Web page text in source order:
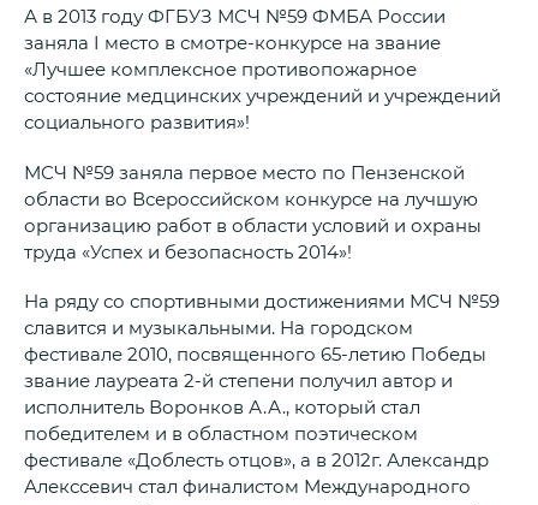
А в 2013 году ФГБУЗ МСЧ №59 ФМБА России
заняла I место в смотре-конкурсе на звание
«Лучшее комплексное противопожарное
состояние медцинских учреждений и учреждений
социального развития»!
МСЧ №59 заняла первое место по Пензенской
области во Всероссийском конкурсе на лучшую
организацию работ в области условий и охраны
труда «Успех и безопасность 2014»!
На ряду со спортивными достижениями МСЧ №59
славится и музыкальными. На городском
фестивале 2010, посвященного 65-летию Победы
звание лауреата 2-й степени получил автор и
исполнитель Воронков А.А., который стал
победителем и в областном поэтическом
фестивале «Доблесть отцов», а в 2012г. Александр
Алекссевич стал финалистом Международного